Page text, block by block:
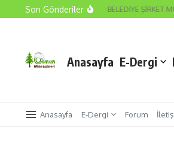
İçeriğe atlaSon Gönderiler
VE SEYREDEN DURUM BELEDİYE ŞİRKET
Anasayfa E-Dergi
Anasayfa E-Dergi Forum